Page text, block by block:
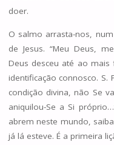
doer.
O salmo arrasta-nos,
de Jesus. “Meu Deus,
Deus desceu até ao
identificação connosco. S.
condição divina, não Se
aniquilou-Se a Si
abrem neste mundo,
já lá esteve. É a primeira